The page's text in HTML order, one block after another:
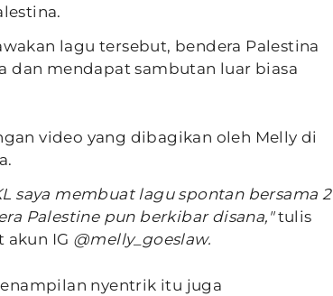
lagu tersebut, bendera Palestina
dan mendapat sambutan luar biasa
video yang dibagikan oleh Melly di
saya membuat lagu spontan bersama 2
Palestine pun berkibar disana,"tulis
akun IG @melly_goeslaw.
nyentrik itu juga